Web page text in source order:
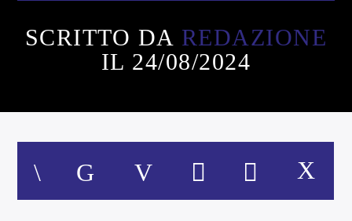
SCRITTO DA REDAZIONE
IL 24/08/2024